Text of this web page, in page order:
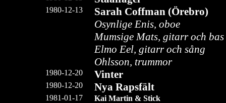
1980-12-13
Sarah Coffman (Örebro)
Osynlige Enis, oboe
Mumsige Mats, gitarr och bas
Elmo Eel, gitarr och sång
Ohlsson, trummor
1980-12-20 Vinter
1980-12-20 Nya Rapsfält
1981-01-17
Kai Martin & Stick